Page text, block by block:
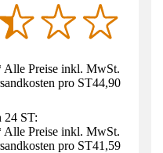
Preise inkl. MwSt.
pro ST44,90
24 ST:
Preise inkl. MwSt.
pro ST41,59